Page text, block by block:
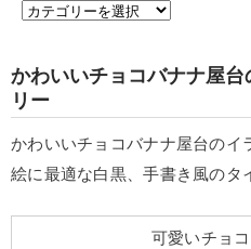
かわいいチョコバナナ屋
リー
かわいいチョコバナナ屋台のイ
絵に最適な白黒、手書き風のタ
可愛いチョ